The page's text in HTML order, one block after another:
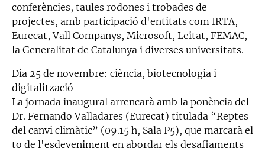
conferències, taules rodones i trobades de
projectes, amb participació d'entitats com IRTA,
Eurecat, Vall Companys, Microsoft, Leitat, FEMAC,
la Generalitat de Catalunya i diverses universitats.
Dia 25 de novembre: ciència, biotecnologia i
digitalització
La jornada inaugural arrencarà amb la ponència del
Dr. Fernando Valladares (Eurecat) titulada “Reptes
del canvi climàtic” (09.15 h, Sala P5), que marcarà el
to de l'esdeveniment en abordar els desafiaments